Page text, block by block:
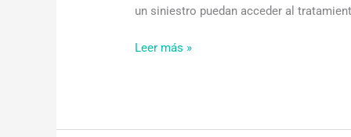
un siniestro puedan acceder al
Leer más »